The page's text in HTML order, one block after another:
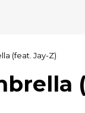
(feat. Jay-Z)